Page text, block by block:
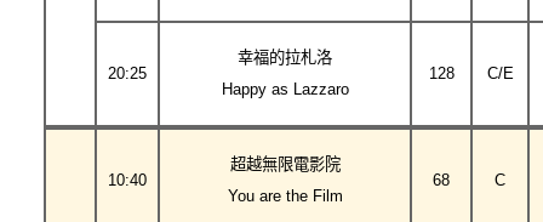
20:25
幸福的拉札洛
Happy as Lazzaro
128 C/E
10:40
超越無限電影院
You are the Film
68 C